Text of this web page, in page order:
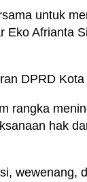
untuk
Eko Afrianta
DPRD
rangka
hak
wewenang,